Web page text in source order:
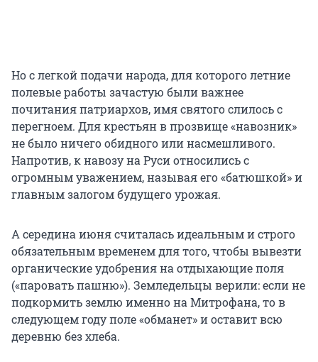
Но с легкой подачи народа, для которого летние
полевые работы зачастую были важнее
почитания патриархов, имя святого слилось с
перегноем. Для крестьян в прозвище «навозник»
не было ничего обидного или насмешливого.
Напротив, к навозу на Руси относились с
огромным уважением, называя его «батюшкой» и
главным залогом будущего урожая.
А середина июня считалась идеальным и строго
обязательным временем для того, чтобы вывезти
органические удобрения на отдыхающие поля
(«паровать пашню»). Земледельцы верили: если не
подкормить землю именно на Митрофана, то в
следующем году поле «обманет» и оставит всю
деревню без хлеба.